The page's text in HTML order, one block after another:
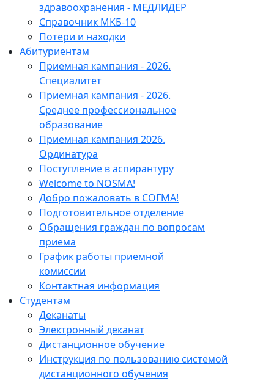
здравоохранения - МЕДЛИДЕР
Справочник МКБ-10
Потери и находки
Абитуриентам
Приемная кампания - 2026.
Специалитет
Приемная кампания - 2026.
Среднее профессиональное
образование
Приемная кампания 2026.
Ординатура
Поступление в аспирантуру
Welcome to NOSMA!
Добро пожаловать в СОГМА!
Подготовительное отделение
Обращения граждан по вопросам
приема
График работы приемной
комиссии
Контактная информация
Студентам
Деканаты
Электронный деканат
Дистанционное обучение
Инструкция по пользованию системой
дистанционного обучения